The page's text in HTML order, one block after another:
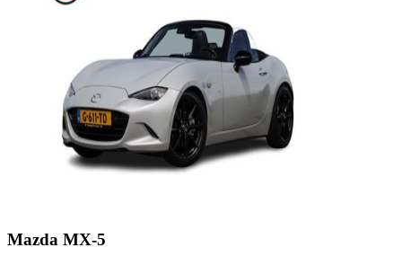
Mazda MX-5